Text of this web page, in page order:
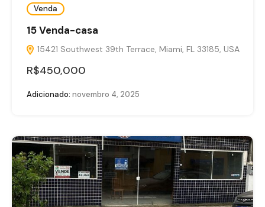
Venda
15 Venda-casa
15421 Southwest 39th Terrace, Miami, FL 33185, USA
R$450,000
Adicionado: novembro 4, 2025